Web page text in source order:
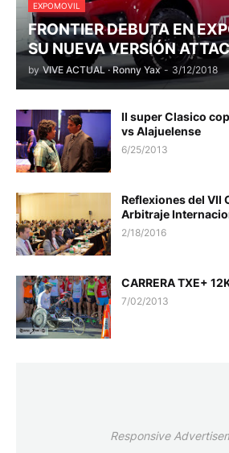
EXPOMOVIL
FRONTIER DEBUTA EN
SU NUEVA VERSIÓN
by VIVE ACTUAL · Ronny Yax - 3/12/2018
II super Clasico
vs Alajuelense
6/25/2013
Reflexiones del VII
Arbitraje
2/18/2016
CARRERA TXE+
7/02/2013
Responsive